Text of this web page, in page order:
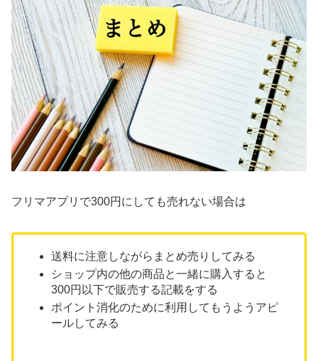
フリマアプリで300円にしても売れない場合は
送料に注意しながらまとめ売りしてみる
ショップ内の他の商品と一緒に購入すると
300円以下で販売する記載をする
ポイント消化のために利用してもうようアピ
ールしてみる